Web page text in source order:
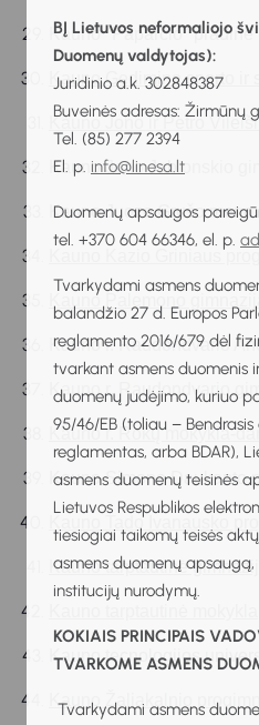
BĮ Lietuvos neformaliojo
Duomenų valdytojas):
Juridinio a.k. 302848387
Buveinės adresas: Žirmūnų
Tel. (85) 277 2394
El. p. info@linesa.lt
Duomenų apsaugos
tel. +370 604 66346, el. p.
Tvarkydami asmens
balandžio 27 d. Europos
reglamento 2016/679 dėl
tvarkant asmens duomenis
duomenų judėjimo, kuriuo
95/46/EB (toliau –
reglamentas, arba BDAR),
asmens duomenų teisinės
Lietuvos Respublikos
tiesiogiai taikomų teisės
asmens duomenų
institucijų nurodymų.
KOKIAIS PRINCIPAIS
TVARKOME ASMENS
Tvarkydami asmens
Kauno "Paparčio"
Kauno Gedimino sporto ir
Kauno Jono ir Petro
Kauno Jono Jablonskio
Kauno Juozo Grušo
Kauno Kazio Griniaus
Kauno Palemono gimnazija
Kauno r. Raudondvario
Kauno r. Raudondvario
Kauno r. Rokų mokykla-
Kauno Simono Daukanto
Kauno Tado Ivanausko
Kauno tarptautinė
Kauno tecnologijos
Kauno Žaliakalnio